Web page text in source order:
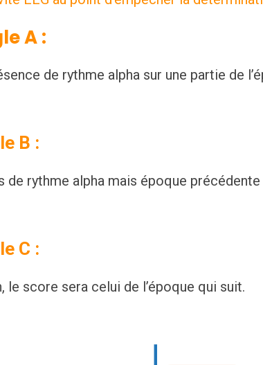
A :
de rythme alpha sur une partie de
B :
de rythme alpha mais époque
C :
le score sera celui de l’époque qui suit.